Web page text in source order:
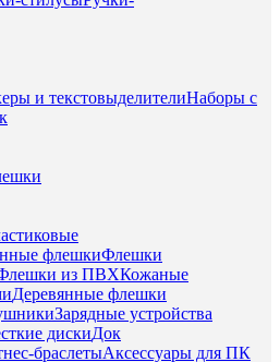
и текстовыделителиНаборы с
флешкиФлешки
из ПВХКожаные
Деревянные флешки
Зарядные устройства
дискиДок
браслетыАксессуары для ПК